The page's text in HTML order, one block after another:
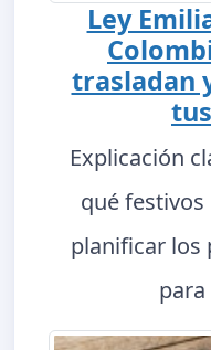
Ley
trasladan
Explicación
qué
planificar los
para